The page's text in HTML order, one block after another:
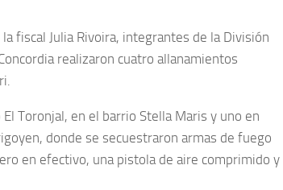
fiscal Julia Rivoira, integrantes de la División
realizaron cuatro allanamientos
Toronjal, en el barrio Stella Maris y uno en
donde se secuestraron armas de fuego
en efectivo, una pistola de aire comprimido y